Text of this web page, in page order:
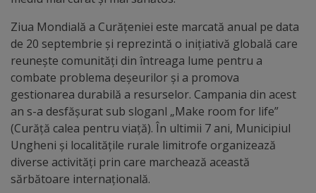
performanță
Orașul
în
imagini
Galerie
video
Ziua Mondială a Curățeniei este marcată anual pe data
de 20 septembrie și reprezintă o inițiativă globală care
reunește comunități din întreaga lume pentru a
combate problema deșeurilor și a promova
gestionarea durabilă a resurselor. Campania din acest
an s-a desfășurat sub sloganl „Make room for life”
(Curăță calea pentru viață). În ultimii 7 ani, Municipiul
Ungheni și localitățile rurale limitrofe organizează
diverse activități prin care marchează această
sărbătoare internațională.